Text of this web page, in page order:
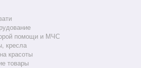
помощи и МЧС
кресла
красоты
товары